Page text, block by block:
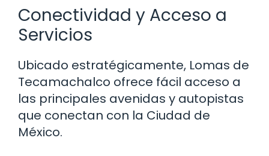
Conectividad y Acceso a
Servicios
Ubicado estratégicamente, Lomas de
Tecamachalco ofrece fácil acceso a
las principales avenidas y autopistas
que conectan con la Ciudad de
México.